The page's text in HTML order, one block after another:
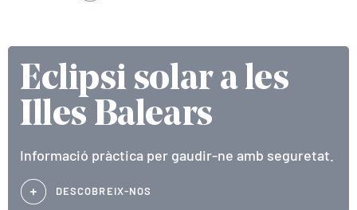
Eclipsi solar a les
Illes Balears
Informació pràctica per gaudir-ne amb seguretat.
DESCOBREIX-NOS